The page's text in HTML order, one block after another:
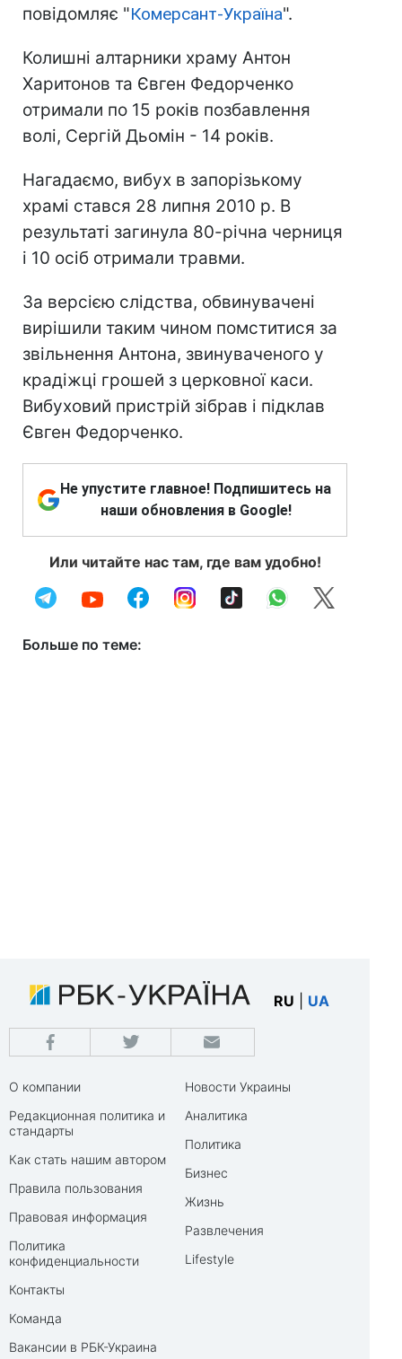
повідомляє "Комерсант-Україна".
Колишні алтарники храму Антон
Харитонов та Євген Федорченко
отримали по 15 років позбавлення
волі, Сергій Дьомін - 14 років.
Нагадаємо, вибух в запорізькому
храмі стався 28 липня 2010 р. В
результаті загинула 80-річна черниця
і 10 осіб отримали травми.
За версією слідства, обвинувачені
вирішили таким чином помститися за
звільнення Антона, звинуваченого у
крадіжці грошей з церковної каси.
Вибуховий пристрій зібрав і підклав
Євген Федорченко.
Не упустите главное! Подпишитесь на
наши обновления в Google!
Или читайте нас там, где вам удобно!
Больше по теме:
RU UA
О компании
Редакционная политика и
стандарты
Как стать нашим автором
Правила пользования
Правовая информация
Политика
конфиденциальности
Контакты
Команда
Вакансии в РБК-Украина
Новости Украины
Аналитика
Политика
Бизнес
Жизнь
Развлечения
Lifestyle